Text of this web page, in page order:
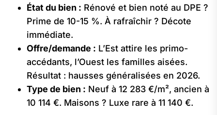
État du bien : Rénové et bien noté au DPE ?
Prime de 10-15 %. À rafraîchir ? Décote
immédiate.
Offre/demande : L’Est attire les primo-
accédants, l’Ouest les familles aisées.
Résultat : hausses généralisées en 2026.
Type de bien : Neuf à 12 283 €/m², ancien à
10 114 €. Maisons ? Luxe rare à 11 140 €.